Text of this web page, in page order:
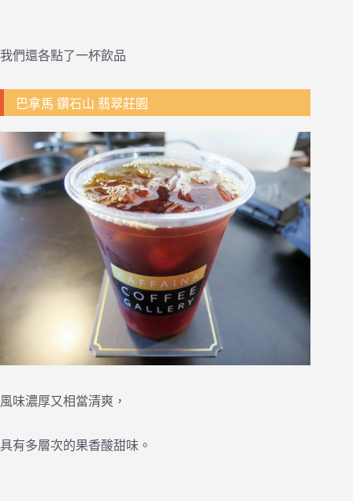
我們還各點了一杯飲品
巴拿馬 鑽石山 翡翠莊園
風味濃厚又相當清爽，
具有多層次的果香酸甜味。